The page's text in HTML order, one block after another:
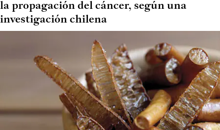
la propagación del cáncer, según una
investigación chilena